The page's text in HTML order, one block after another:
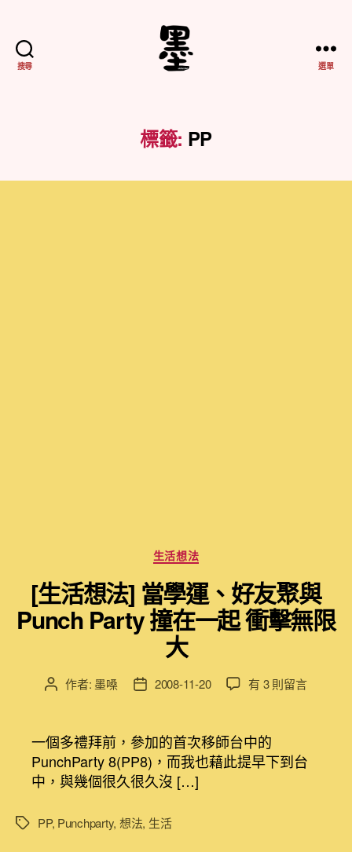
搜尋
業
紀
選單
標籤: PP
分
類
生活想法
[生活想法] 當學運、好友聚與
Punch Party 撞在一起 衝擊無限
大
文
者
作者: 墨嗓
文
佈
日
期
2008-11-20
在
想
法]
當
有 3 則留言
一個多禮拜前，參加的首次移師台中的
PunchParty 8(PP8)，而我也藉此提早下到台
中，與幾個很久很久沒 […]
標
PP, Punchparty, 想法, 生活